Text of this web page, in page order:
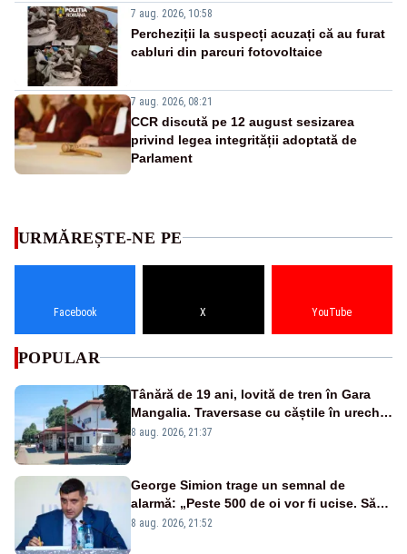
7 aug. 2026, 10:58
Percheziții la suspecți acuzați că au furat
cabluri din parcuri fotovoltaice
7 aug. 2026, 08:21
CCR discută pe 12 august sesizarea
privind legea integrității adoptată de
Parlament
URMĂREȘTE-NE PE
Facebook X YouTube
POPULAR
Tânără de 19 ani, lovită de tren în Gara
Mangalia. Traversase cu căștile în urechi
liniile printr-un loc nepermis
8 aug. 2026, 21:37
George Simion trage un semnal de
alarmă: „Peste 500 de oi vor fi ucise. Să
vedem dacă ciobanii vor fi despăgubiți”
8 aug. 2026, 21:52